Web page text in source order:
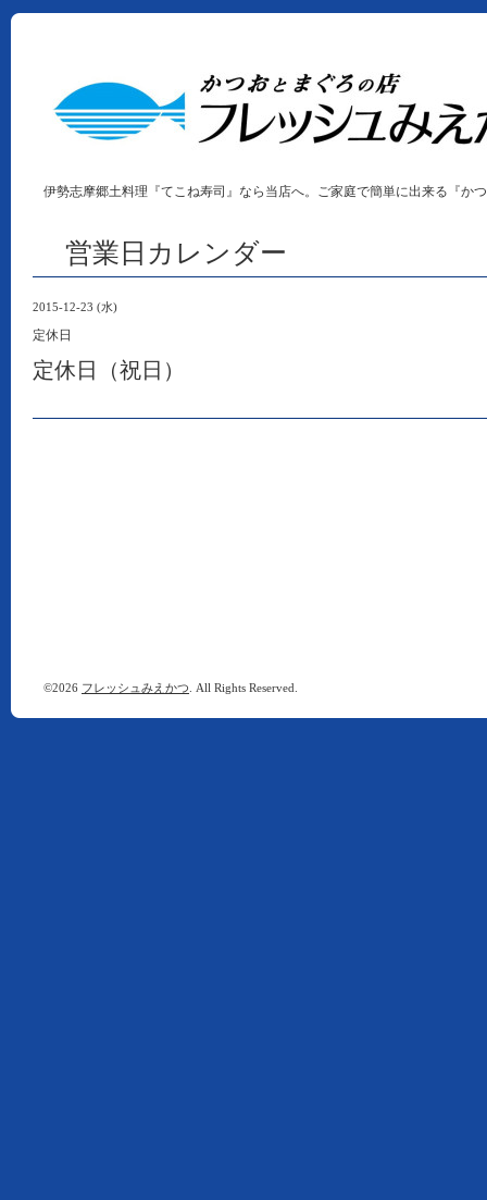
伊勢志摩郷土料理『てこね寿司』なら当店へ。ご家庭で簡単に出来る『か
営業日カレンダー
2015-12-23 (水)
定休日
定休日（祝日）
©2026 フレッシュみえかつ . All Rights Reserved.